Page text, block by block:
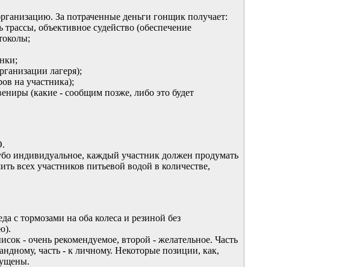
За потраченные деньги гонщик получает:
объективное судейство (обеспечение
лагеря);
на участника);
(какие - сообщим позже, либо это будет
индивидуальное, каждый участник должен продумать
всех участников питьевой водой в количестве,
с тормозами на оба колеса и резиной без
- очень рекомендуемое, второй - желательное. Часть
часть - к личному. Некоторые позиции, как,